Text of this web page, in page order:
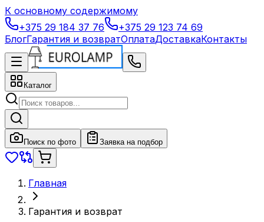
К основному содержимому
+375 29 184 37 76
+375 29 123 74 69
БлогГарантия и возвратОплатаДоставкаКонтакты
Каталог
Поиск по фото Заявка на подбор
Главная
Гарантия и возврат